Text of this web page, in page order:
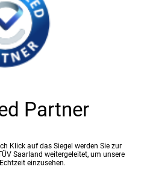
Partner
Klick auf das Siegel werden Sie zur
Saarland weitergeleitet, um unsere
einzusehen.